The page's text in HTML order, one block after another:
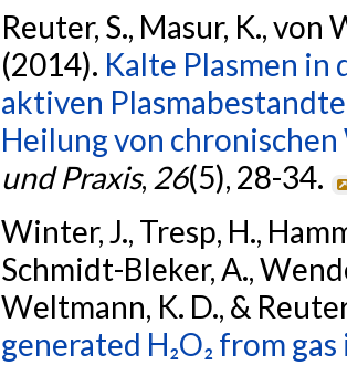
Reuter, S., Masur, K.,
(2014). Kalte Plasmen
aktiven
Heilung von
und Praxis, 26(5), 28-34.
Winter, J., Tresp, H.,
Schmidt-Bleker, A.,
Weltmann, K. D., &
generated H₂O₂ from